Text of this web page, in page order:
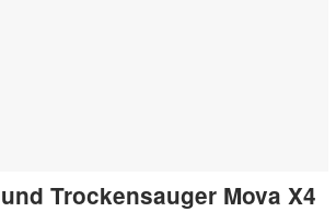
Trockensauger Mova X4